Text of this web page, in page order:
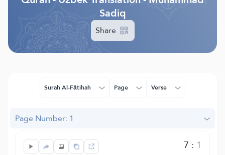
Sadiq
Share
Surah Al-Fātihah Page Verse
Page Number: 1
7 : 1